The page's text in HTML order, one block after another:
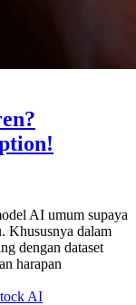
AI umum supaya
Khususnya dalam
dengan dataset
harapan
AI